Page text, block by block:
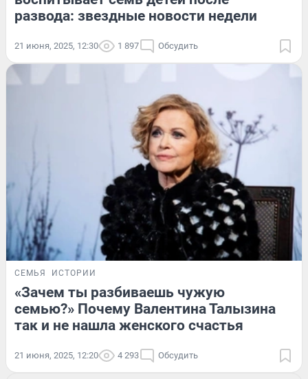
развода: звездные новости недели
21 июня, 2025, 12:30 1 897 Обсудить
СЕМЬЯ ИСТОРИИ
«Зачем ты разбиваешь чужую
семью?» Почему Валентина Талызина
так и не нашла женского счастья
21 июня, 2025, 12:20 4 293 Обсудить